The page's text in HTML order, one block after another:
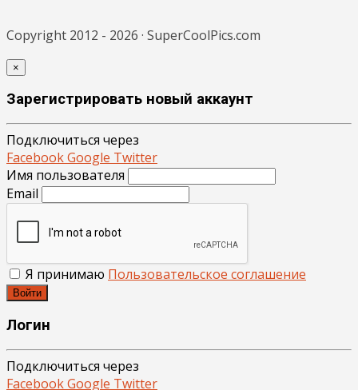
Copyright 2012 - 2026 · SuperCoolPics.com
×
Зарегистрировать новый аккаунт
Подключиться через
FacebookGoogle Twitter
Имя пользователя
Email
Я принимаю Пользовательское соглашение
Войти
Логин
Подключиться через
FacebookGoogle Twitter